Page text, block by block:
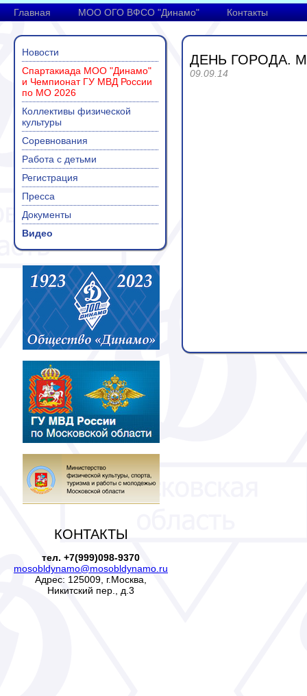
Главная МОО ОГО ВФСО "Динамо" Контакты
Новости
Спартакиада МОО "Динамо"
и Чемпионат ГУ МВД России
по МО 2026
Коллективы физической
культуры
Соревнования
Работа с детьми
Регистрация
Пресса
Документы
Видео
КОНТАКТЫ
тел. +7(999)098-9370
mosobldynamo@mosobldynamo.ru
Адрес: 125009, г.Москва,
Никитский пер., д.3
ДЕНЬ ГОРОДА.
09.09.14